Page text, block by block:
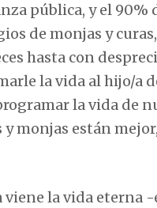
pública, y el
de monjas y
hasta con
la vida al hijo/a
la vida de
y monjas están
viene la vida eterna